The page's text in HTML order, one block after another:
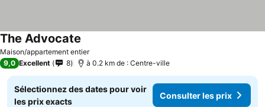
Maison/appartement entier
The Advocate
9,0 Excellent 8 à 0.2 km de : Centre-ville
Sélectionnez des dates pour voir
les prix exacts
Consulter les prix